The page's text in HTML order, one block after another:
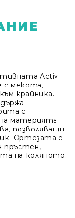
Activ
с мекота,
крайника.
с
материята
позволяващи
Ортезата е
пръстен,
на коляното.